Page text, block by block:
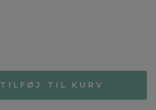
TILFØJ TIL KURV